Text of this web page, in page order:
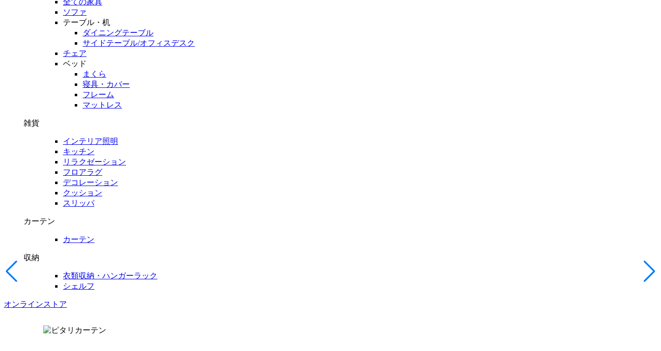
全ての家具
ソファ
テーブル・机
ダイニングテーブル
サイドテーブル/オフィスデスク
チェア
ベッド
まくら
寝具・カバー
フレーム
マットレス
雑貨
インテリア照明
キッチン
リラクゼーション
フロアラグ
デコレーション
クッション
スリッパ
カーテン
カーテン
収納
衣類収納・ハンガーラック
シェルフ
オンラインストア